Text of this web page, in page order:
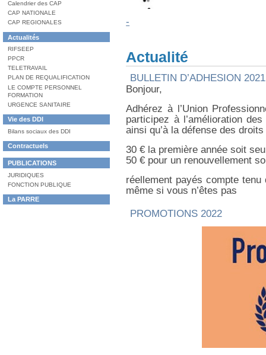
rubrique
:
Calendrier des CAP
CAP NATIONALE
CAP REGIONALES
Dans
la
rubrique
:
Actualités
RIFSEEP
PPCR
TELETRAVAIL
PLAN DE REQUALIFICATION
LE COMPTE PERSONNEL
FORMATION
URGENCE SANITAIRE
Dans
la
rubrique
:
Vie des DDI
Bilans sociaux des DDI
Dans
la
rubrique
:
Contractuels
Dans
la
rubrique
:
PUBLICATIONS
JURIDIQUES
FONCTION PUBLIQUE
Dans
la
La PARRE
-
Actualité
BULLETIN D’ADHESION 2021
Bonjour,
Adhérez à l’Union
participez à l’amélioration
ainsi qu’à la défense des
30 € la première année soit
50 € pour un renouvellement
réellement payés compte
même si vous n’êtes pas
PROMOTIONS 2022